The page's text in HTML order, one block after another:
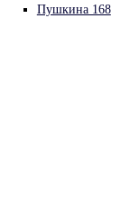
Пушкина 168